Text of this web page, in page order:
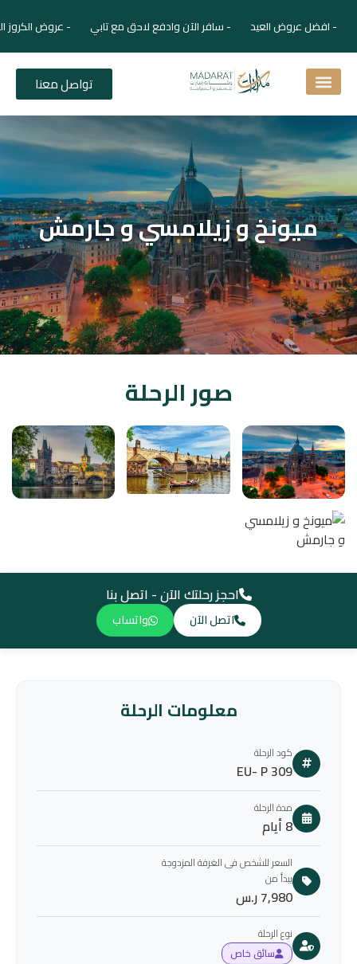
- افضل عروض العيد - سافر الآن وادفع لاحق مع تابي - عروض الكروز
تواصل معنا
ميونخ و زيلامسي و جارمش
صور الرحلة
احجز رحلتك الآن - اتصل بنا
اتصل الآن واتساب
معلومات الرحلة
كود الرحلة
EU- P 309
مدة الرحلة
8 أيام
السعر للشخص فى الغرفة المزدوجة
يبدأ من
7,980 ر.س
نوع الرحلة
سائق خاص